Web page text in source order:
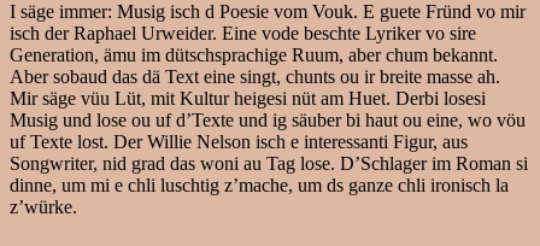
I säge immer: Musig isch d Poesie vom Vouk. E guete Fründ vo mir
isch der Raphael Urweider. Eine vode beschte Lyriker vo sire
Generation, ämu im dütschsprachige Ruum, aber chum bekannt.
Aber sobaud das dä Text eine singt, chunts ou ir breite masse ah.
Mir säge vüu Lüt, mit Kultur heigesi nüt am Huet. Derbi losesi
Musig und lose ou uf d’Texte und ig säuber bi haut ou eine, wo vöu
uf Texte lost. Der Willie Nelson isch e interessanti Figur, aus
Songwriter, nid grad das woni au Tag lose. D’Schlager im Roman si
dinne, um mi e chli luschtig z’mache, um ds ganze chli ironisch la
z’würke.